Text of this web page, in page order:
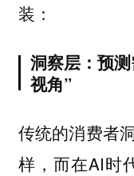
装：
洞察层：预
视角”
传统的消费者
样，而在AI时